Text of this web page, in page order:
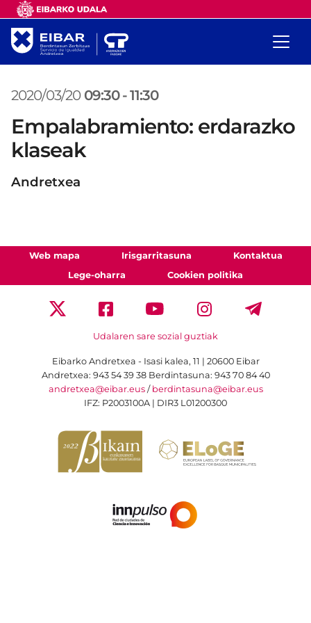
2020/03/20 09:30 -11:30
Empalabramiento: erdarazko
klaseak
Andretxea
Web mapa Irisgarritasuna
Kontaktua
Lege-oharra
Cookien politika
Udalaren sare sozial guztiak
Eibarko Andretxea - Isasi kalea, 11 | 20600 Eibar
Andretxea: 943 54 39 38 Berdintasuna: 943 70 84 40
andretxea@eibar.eus/ berdintasuna@eibar.eus
IFZ: P2003100A | DIR3 L01200300